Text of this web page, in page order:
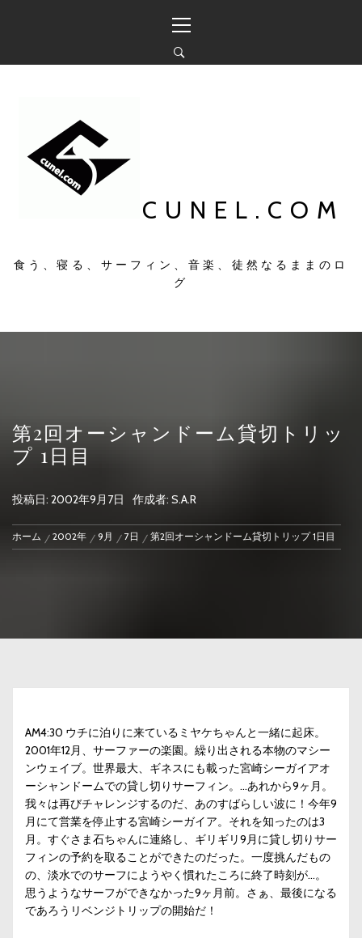
ン
イ
ン
メ
CUNEL.COM
食う、寝る、サーフィン、音楽、徒然なるままのロ
グ
第2回オーシャンドーム貸切トリッ
プ 1日目
投稿日: 2002年9月7日 作成者: S.A.R
ホーム 2002年 9月 7日 第2回オーシャンドーム貸切トリップ 1日目
AM4:30 ウチに泊りに来ているミヤケちゃんと一緒に起床。
2001年12月、サーファーの楽園。繰り出される本物のマシー
ンウェイブ。世界最大、ギネスにも載った宮崎シーガイアオ
ーシャンドームでの貸し切りサーフィン。…あれから9ヶ月。
我々は再びチャレンジするのだ、あのすばらしい波に！今年9
月にて営業を停止する宮崎シーガイア。それを知ったのは3
月。すぐさま石ちゃんに連絡し、ギリギリ9月に貸し切りサー
フィンの予約を取ることができたのだった。一度挑んだもの
の、淡水でのサーフにようやく慣れたころに終了時刻が…。
思うようなサーフができなかった9ヶ月前。さぁ、最後になる
であろうリベンジトリップの開始だ！